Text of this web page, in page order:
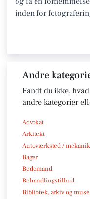
inden for
Andre
Fandt du ikke,
andre kategorier
Advokat
Arkitekt
Autoværksted / mekanik
Bager
Bedemand
Behandlingstilbud
Bibliotek, arkiv og